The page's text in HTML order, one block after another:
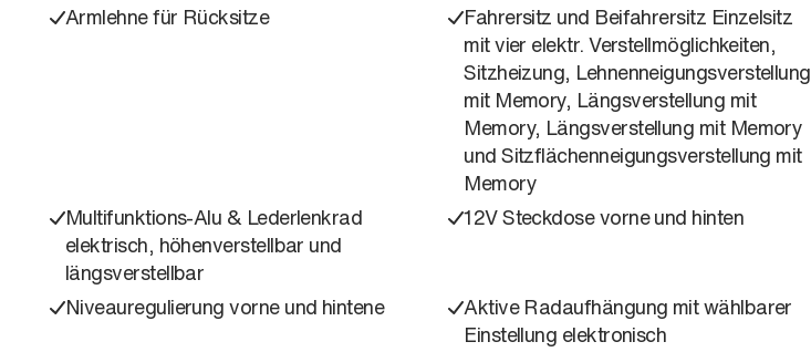
Armlehne für Rücksitze
Fahrersitz und Beifahrersitz Einzelsitz
mit vier elektr. Verstellmöglichkeiten,
Sitzheizung, Lehnenneigungsverstellung
mit Memory, Längsverstellung mit
Memory, Längsverstellung mit Memory
und Sitzflächenneigungsverstellung mit
Memory
Multifunktions-Alu & Lederlenkrad
elektrisch, höhenverstellbar und
längsverstellbar
12V Steckdose vorne und hinten
Niveauregulierung vorne und hintene
Aktive Radaufhängung mit wählbarer
Einstellung elektronisch